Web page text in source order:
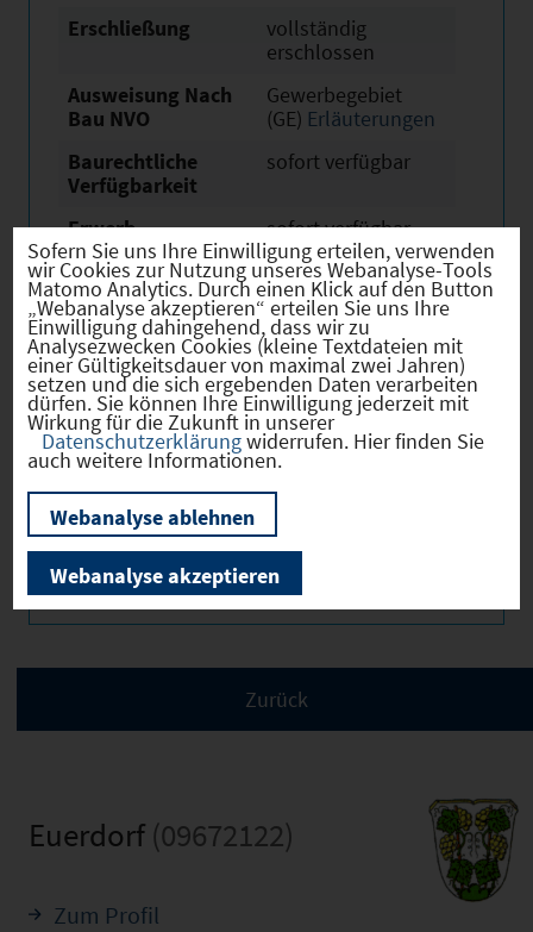
Erschließung
vollständig
erschlossen
Ausweisung Nach
Bau NVO
Gewerbegebiet
(GE) Erläuterungen
Baurechtliche
Verfügbarkeit
sofort verfügbar
Erwerb
sofort verfügbar
Eigentümer
öffentlich und
privat
Derzeitige Nutzung
Betriebliche Brache
Verkehr
Infrastruktur
Euerdorf (09672122)
Zum Profil
Sofern Sie uns Ihre Einwilligung erteilen, verwenden
wir Cookies zur Nutzung unseres Webanalyse-Tools
Matomo Analytics. Durch einen Klick auf den Button
„Webanalyse akzeptieren“ erteilen Sie uns Ihre
Einwilligung dahingehend, dass wir zu
Analysezwecken Cookies (kleine Textdateien mit
einer Gültigkeitsdauer von maximal zwei Jahren)
setzen und die sich ergebenden Daten verarbeiten
dürfen. Sie können Ihre Einwilligung jederzeit mit
Wirkung für die Zukunft in unserer
Datenschutzerklärungwiderrufen. Hier finden Sie
auch weitere Informationen.
Webanalyse ablehnen
Webanalyse akzeptieren